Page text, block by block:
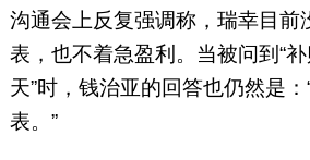
沟通会上反复强调称，瑞幸目前
表，也不着急盈利。当被问到“
天”时，钱治亚的回答也仍然是
表。”